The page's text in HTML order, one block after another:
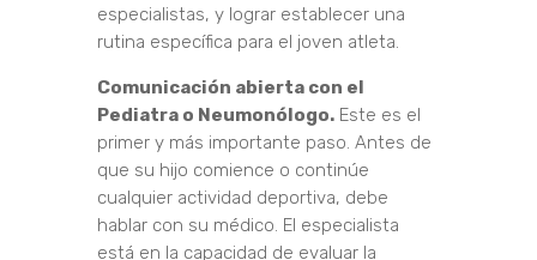
especialistas, y lograr establecer una
rutina específica para el joven atleta.
Comunicación abierta con el
Pediatra o Neumonólogo.Este es el
primer y más importante paso. Antes de
que su hijo comience o continúe
cualquier actividad deportiva, debe
hablar con su médico. El especialista
está en la capacidad de evaluar la